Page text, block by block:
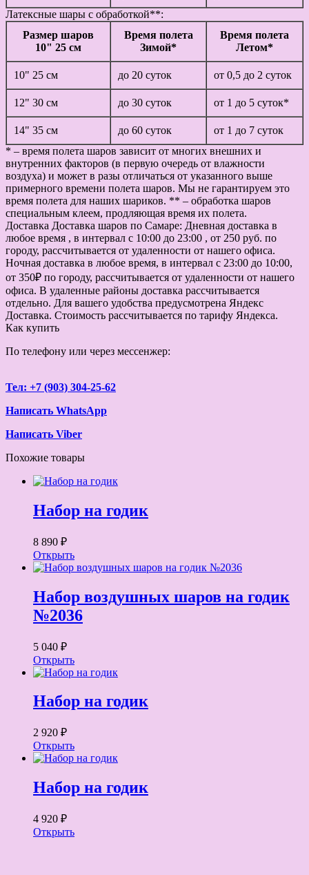
Латексные шары с обработкой**:
Размер шаров
10" 25 см
Время полета
Зимой*
Время полета
Летом*
10" 25 см до 20 суток от 0,5 до 2 суток
12" 30 см до 30 суток от 1 до 5 суток*
14" 35 см до 60 суток
от 1 до 7 суток
* – время полета шаров зависит от многих внешних и
внутренних факторов (в первую очередь от влажности
воздуха) и может в разы отличаться от указанного выше
примерного времени полета шаров. Мы не гарантируем это
время полета для наших шариков. ** – обработка шаров
специальным клеем, продляющая время их полета.
Доставка Доставка шаров по Самаре: Дневная доставка в
любое время , в интервал с 10:00 до 23:00 , от 250 руб. по
городу, рассчитывается от удаленности от нашего офиса.
Ночная доставка в любое время, в интервал с 23:00 до 10:00,
от 350₽ по городу, рассчитывается от удаленности от нашего
офиса. В удаленные районы доставка рассчитывается
отдельно. Для вашего удобства предусмотрена Яндекс
Доставка. Стоимость рассчитывается по тарифу Яндекса.
Как купить
По телефону или через мессенжер:
Тел: +7 (903) 304-25-62
Написать WhatsApp
Написать Viber
Похожие товары
Набор на годик
8 890 ₽
Открыть
Набор воздушных шаров на годик
№2036
5 040 ₽
Открыть
Набор на годик
2 920 ₽
Открыть
Набор на годик
4 920 ₽
Открыть